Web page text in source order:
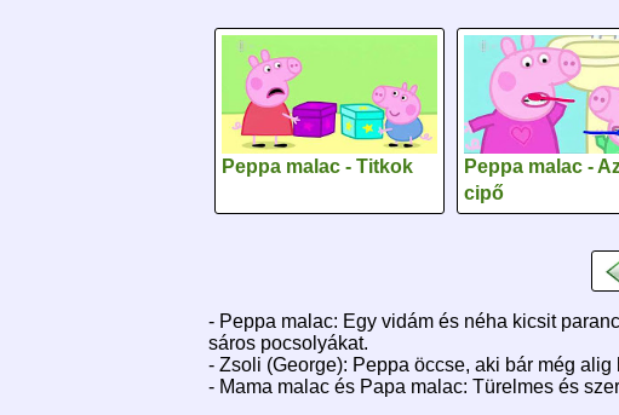
Peppa malac - Titkok
Peppa malac -
cipő
- Peppa malac: Egy vidám és néha kicsit
sáros pocsolyákat.
- Zsoli (George): Peppa öccse, aki bár még
- Mama malac és Papa malac: Türelmes és